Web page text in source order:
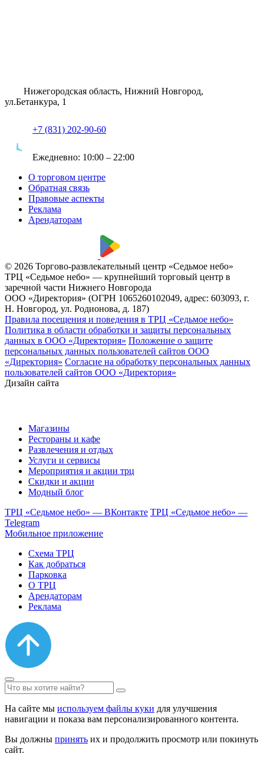
Нижегородская область, Нижний Новгород,
ул.Бетанкура, 1
+7 (831) 202-90-60
Ежедневно: 10:00 – 22:00
О торговом центре
Обратная связь
Правовые аспекты
Реклама
Арендаторам
© 2026 Торгово-развлекательный центр «Седьмое небо»
ТРЦ «Седьмое небо» — крупнейший торговый центр в
заречной части Нижнего Новгорода
ООО «Директория» (ОГРН 1065260102049, адрес: 603093, г.
Н. Новгород, ул. Родионова, д. 187)
Правила посещения и поведения в ТРЦ «Седьмое небо»
Политика в области обработки и защиты персональных
данных в ООО «Директория» Положение о защите
персональных данных пользователей сайтов ООО
«Директория» Согласие на обработку персональных данных
пользователей сайтов ООО «Директория»
Дизайн сайта
Магазины
Рестораны и кафе
Развлечения и отдых
Услуги и сервисы
Мероприятия и акции трц
Скидки и акции
Модный блог
ТРЦ «Седьмое небо» — ВКонтакте ТРЦ «Седьмое небо» —
Telegram
Мобильное приложение
Схема ТРЦ
Как добраться
Парковка
О ТРЦ
Арендаторам
Реклама
На сайте мы используем файлы куки для улучшения
навигации и показа вам персонализированного контента.
Вы должны принять их и продолжить просмотр или покинуть
сайт.